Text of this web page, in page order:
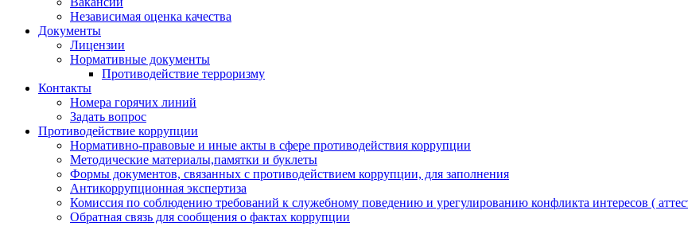
Независимая оценка качества
Документы
Лицензии
Нормативные документы
Противодействие терроризму
Контакты
Номера горячих линий
Задать вопрос
Противодействие коррупции
Нормативно-правовые и иные акты в сфере противодействия коррупции
Методические материалы,памятки и буклеты
Формы документов, связанных с противодействием коррупции, для заполнения
Антикоррупционная экспертиза
Комиссия по соблюдению требований к служебному поведению и урегулированию конфликта интересов (
Обратная связь для сообщения о фактах коррупции